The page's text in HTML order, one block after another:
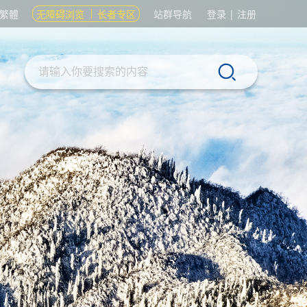
繁體 无障碍浏览 长者专区 站群导航 登录 | 注册